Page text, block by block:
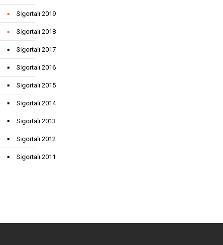
Sigortalı 2019
Sigortalı 2018
Sigortalı 2017
Sigortalı 2016
Sigortalı 2015
Sigortalı 2014
Sigortalı 2013
Sigortalı 2012
Sigortalı 2011